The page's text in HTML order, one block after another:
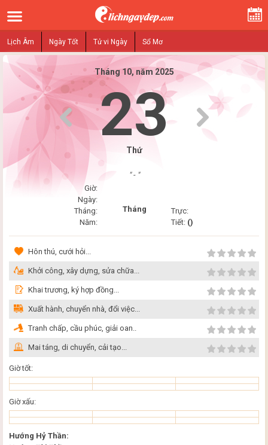
Lịch Âm Ngày Tốt Tử vi Ngày Sổ Mơ
Tháng 10, năm 2025
23
Thứ
" - "
Giờ:
Ngày:
Tháng:
Năm:
Tháng
Trực:
Tiết: ()
Hôn thú, cưới hỏi...
Khởi công, xây dựng, sửa chữa...
Khai trương, ký hợp đồng...
Xuất hành, chuyển nhà, đổi việc...
Tranh chấp, cầu phúc, giải oan..
Mai táng, di chuyển, cải tạo...
Giờ tốt:
Giờ xấu:
Hướng Hỷ Thần: